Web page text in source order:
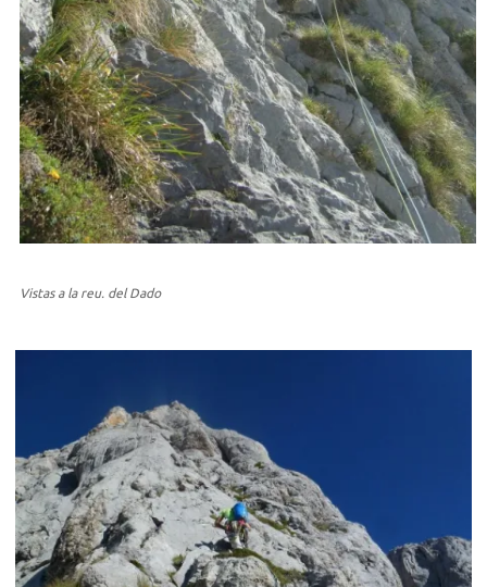
Vistas a la reu. del Dado